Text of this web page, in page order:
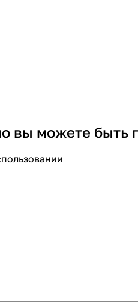
вы можете быть